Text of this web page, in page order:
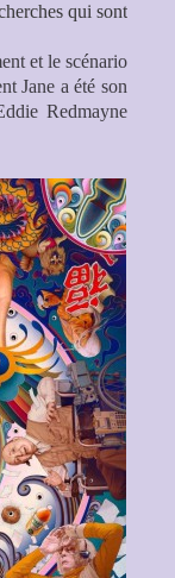
qui sont
et le scénario
Jane a été son
Redmayne